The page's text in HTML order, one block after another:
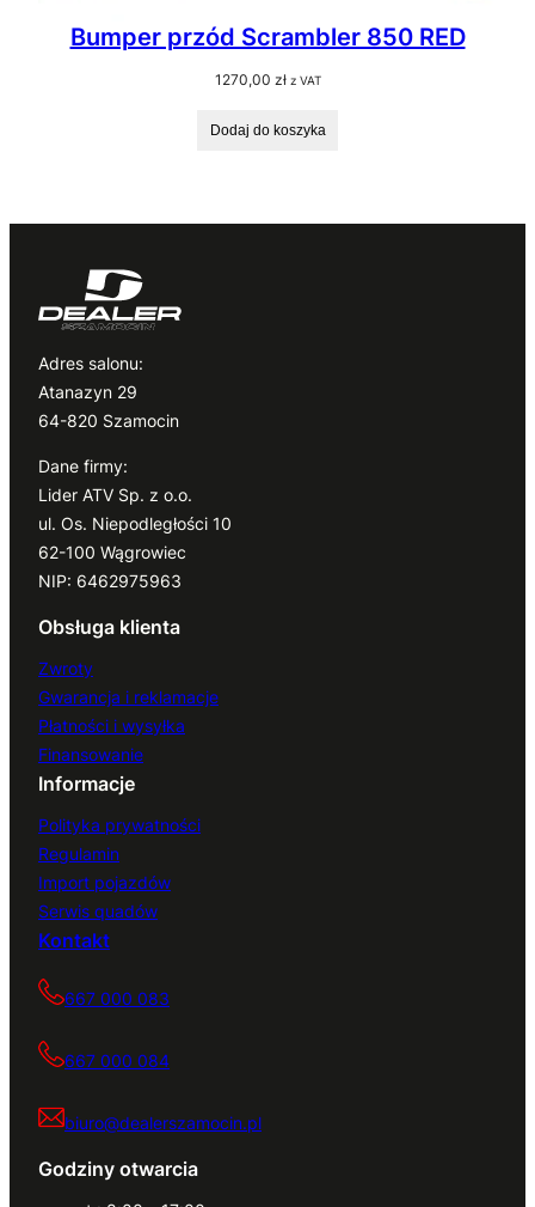
Bumper przód Scrambler 850 RED
1270,00 zł z VAT
Dodaj do koszyka
Adres salonu:
Atanazyn 29
64-820 Szamocin
Dane firmy:
Lider ATV Sp. z o.o.
ul. Os. Niepodległości 10
62-100 Wągrowiec
NIP: 6462975963
Obsługa klienta
Zwroty
Gwarancja i reklamacje
Płatności i wysyłka
Finansowanie
Informacje
Polityka prywatności
Regulamin
Import pojazdów
Serwis quadów
Kontakt
667 000 083
667 000 084
biuro@dealerszamocin.pl
Godziny otwarcia